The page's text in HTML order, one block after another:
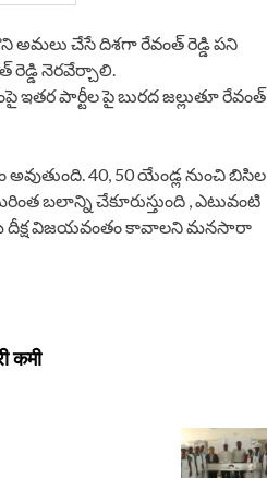
అమలు చేసే దిశగా రేవంత్ రెడ్డి పని
రెడ్డి నెరవేర్చాలి.
ఇతర పార్టీల పై బురద జల్లుతూ రేవంత్
40, 50 యేండ్ల నుంచి బిసిల
బలాన్ని చేకూరుస్తుంది , ఎటువంటి
ఆమె దీక్ష విజయవంతం కావాలని మనసారా
कमी